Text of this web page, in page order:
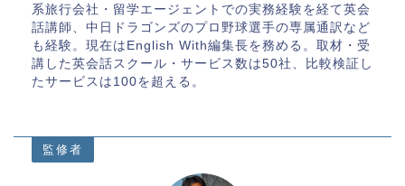
系旅行会社・留学エージェントでの実務経験を経て英会
話講師、中日ドラゴンズのプロ野球選手の専属通訳など
も経験。現在はEnglish With編集長を務める。取材・受
講した英会話スクール・サービス数は50社、比較検証し
たサービスは100を超える。
監修者